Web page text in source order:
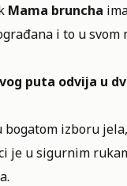
Mama bruncha
i to u svom
puta odvija u
bogatom izboru
je u sigurnim